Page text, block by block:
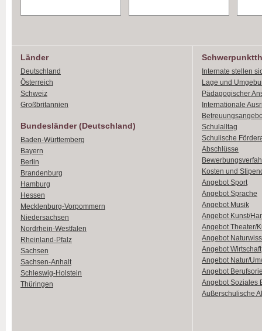
Länder
Deutschland
Österreich
Schweiz
Großbritannien
Bundesländer (Deutschland)
Baden-Württemberg
Bayern
Berlin
Brandenburg
Hamburg
Hessen
Mecklenburg-Vorpommern
Niedersachsen
Nordrhein-Westfalen
Rheinland-Pfalz
Sachsen
Sachsen-Anhalt
Schleswig-Holstein
Thüringen
Internate stellen
Lage und
Pädagogischer
Internationale
Schulalltag
Schulische
Abschlüsse
Kosten und
Angebot Sport
Angebot Sprache
Angebot Musik
Angebot Kunst/
Angebot Theater/
Angebot
Angebot Wirtschaft
Angebot Natur/
Angebot
Angebot Soziales
Außerschulische